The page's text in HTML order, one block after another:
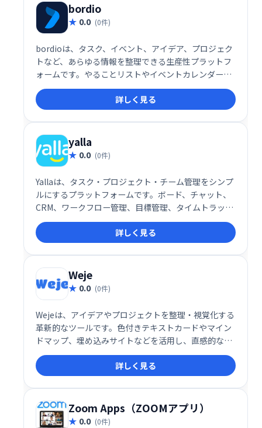
bordio
0.0 (0件)
bordioは、タスク、イベント、アイデア、プロジェク
トなど、あらゆる情報を整理できる生産性プラットフ
ォームです。やることリストやイベントカレンダーな
ども統合管理でき、効率的なワークフローを実現しま
す。 日々の業務をスムーズに進め、生産性を向上させ
たい方におすすめです。
詳しく見る
yalla
0.0 (0件)
Yallaは、タスク・プロジェクト・チーム管理をシンプ
ルにするプラットフォームです。ボード、チャット、
CRM、ワークフロー管理、目標管理、タイムトラッキ
ング、ガントチャートなど、必要な機能を網羅。直感
的な操作性で、チームの生産性向上と円滑な連携を実
現します。
詳しく見る
Weje
0.0 (0件)
Wejeは、アイデアやプロジェクトを整理・視覚化する
革新的なツールです。色付きテキストカードやマイン
ドマップ、埋め込みサイトなどを活用し、直感的な操
作で作業を効率化。オンラインコラボレーションにも
対応し、チームでの作業もスムーズに進められます。
9月と10月は全アカウント無料でご利用いただけま
す。独自のハイパースペースで、創造性を最大限に発
揮しましょう！
詳しく見る
Zoom Apps（ZOOMアプリ）
0.0 (0件)